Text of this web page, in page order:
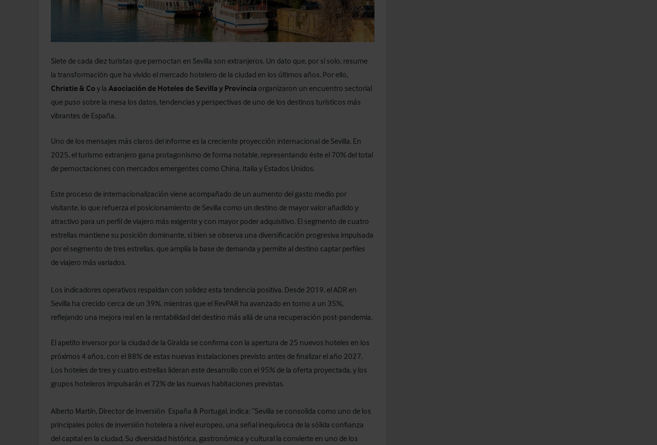
Siete de cada diez turistas que pernoctan en Sevilla son extranjeros. Un dato que, por sí solo, resume
la transformación que ha vivido el mercado hotelero de la ciudad en los últimos años. Por ello,
Christie & Co y la Asociación de Hoteles de Sevilla y Provincia organizaron un encuentro sectorial
que puso sobre la mesa los datos, tendencias y perspectivas de uno de los destinos turísticos más
vibrantes de España.
Uno de los mensajes más claros del informe es la creciente proyección internacional de Sevilla. En
2025, el turismo extranjero gana protagonismo de forma notable, representando éste el 70% del total
de pernoctaciones con mercados emergentes como China, Italia y Estados Unidos.
Este proceso de internacionalización viene acompañado de un aumento del gasto medio por
visitante, lo que refuerza el posicionamiento de Sevilla como un destino de mayor valor añadido y
atractivo para un perfil de viajero más exigente y con mayor poder adquisitivo. El segmento de cuatro
estrellas mantiene su posición dominante, si bien se observa una diversificación progresiva impulsada
por el segmento de tres estrellas, que amplía la base de demanda y permite al destino captar perfiles
de viajero más variados.
Los indicadores operativos respaldan con solidez esta tendencia positiva. Desde 2019, el ADR en
Sevilla ha crecido cerca de un 39%, mientras que el RevPAR ha avanzado en torno a un 35%,
reflejando una mejora real en la rentabilidad del destino más allá de una recuperación post-pandemia.
El apetito inversor por la ciudad de la Giralda se confirma con la apertura de 25 nuevos hoteles en los
próximos 4 años, con el 88% de estas nuevas instalaciones previsto antes de finalizar el año 2027.
Los hoteles de tres y cuatro estrellas lideran este desarrollo con el 95% de la oferta proyectada, y los
grupos hoteleros impulsarán el 72% de las nuevas habitaciones previstas.
Alberto Martín, Director de Inversión España & Portugal, indica: “Sevilla se consolida como uno de los
principales polos de inversión hotelera a nivel europeo, una señal inequívoca de la sólida confianza
del capital en la ciudad. Su diversidad histórica, gastronómica y cultural la convierte en uno de los